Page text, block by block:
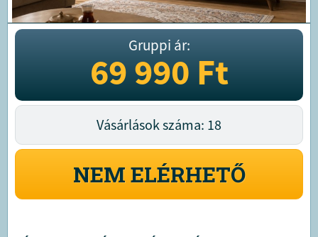
Gruppi ár:
69 990Ft
Vásárlások száma: 18
NEM ELÉRHETŐ